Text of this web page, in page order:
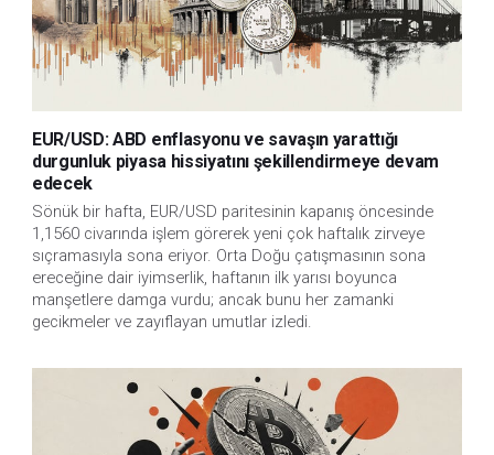
EUR/USD: ABD enflasyonu ve savaşın yarattığı
durgunluk piyasa hissiyatını şekillendirmeye devam
edecek
Sönük bir hafta, EUR/USD paritesinin kapanış öncesinde
1,1560 civarında işlem görerek yeni çok haftalık zirveye
sıçramasıyla sona eriyor. Orta Doğu çatışmasının sona
ereceğine dair iyimserlik, haftanın ilk yarısı boyunca
manşetlere damga vurdu; ancak bunu her zamanki
gecikmeler ve zayıflayan umutlar izledi.